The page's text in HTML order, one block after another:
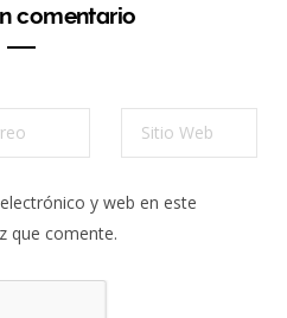
comentario
y web en este
que comente.